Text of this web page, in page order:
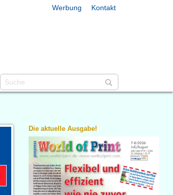
Werbung Kontakt
Die aktuelle Ausgabe!